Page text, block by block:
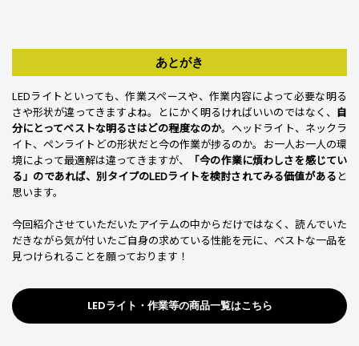
あとがき
LEDライトといっても、作業スペースや、作業内容によって必要な明る
さや形状が違ってきますよね。とにかく明るければいいのではなく、 自
分にとってベストな明るさはどの程度なのか。ヘッドライト、ネックラ
イト、ペンライトどの形状だと今の作業が捗るのか。お一人お一人の環
境によって最適解は違ってきますが、
「今の作業に煩わしさを感じてい
る」のであれば、別タイプのLEDライトを検討されてみる価値がある と
思います。
今回紹介させていただいたアイテムの中からだけではなく、読んでいた
だきながら気が付いたご自身の求めている性能を元に、ベストな一品を
見つけられることを願っております！
LEDライト・作業等の商品一覧はこちら